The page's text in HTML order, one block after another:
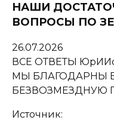
НАШИ
ВОПРОСЫ ПО
26.07.2026
ВСЕ ОТВЕТЫ
МЫ БЛАГОДАРНЫ
БЕЗВОЗМЕЗДНУЮ
Источник: